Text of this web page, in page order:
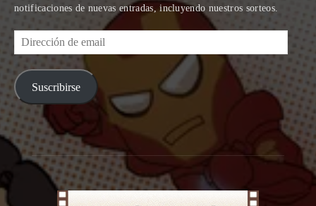
notificaciones de nuevas entradas, incluyendo nuestros sorteos.
Dirección
de
email
Suscribirse